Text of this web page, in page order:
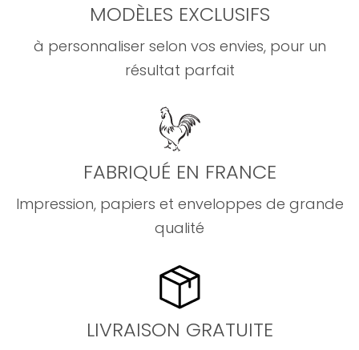
MODÈLES EXCLUSIFS
à personnaliser selon vos envies, pour un
résultat parfait
FABRIQUÉ EN FRANCE
Impression, papiers et enveloppes de grande
qualité
LIVRAISON GRATUITE